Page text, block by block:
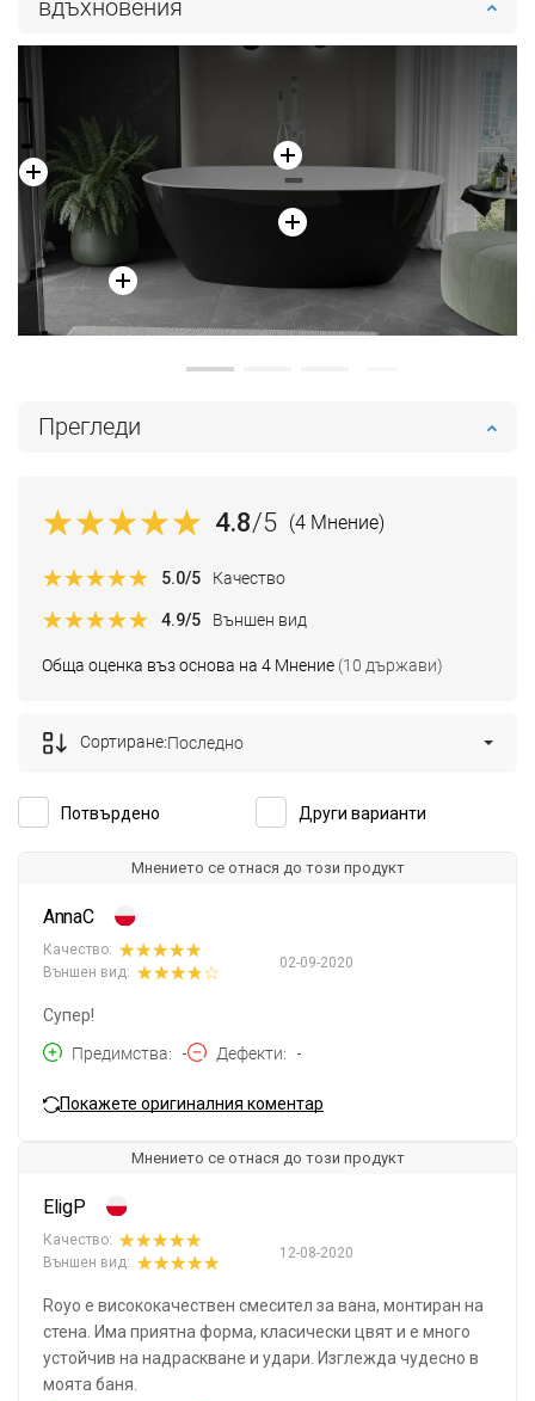
вдъхновения
Прегледи
4.8/5 (4 Мнение)
Обща оценка въз основа на 4 Мнение (10 държави)
5.0/5 Качество
4.9/5 Външен вид
Потвърдено Други варианти
Сортиране:Последно
Мнението се отнася до този продукт
AnnaC
02-09-2020
Качество:
Външен вид:
Супер!
Предимства
- Дефекти -
Покажете оригиналния коментар
Мнението се отнася до този продукт
EligP
12-08-2020
Качество:
Външен вид:
Royo е висококачествен смесител за вана, монтиран на
стена. Има приятна форма, класически цвят и е много
устойчив на надраскване и удари. Изглежда чудесно в
моята баня.